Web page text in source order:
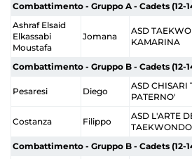
Combattimento - Gruppo A - Cadets (12-
Ashraf Elsaid
Elkassabi
Moustafa
Jomana
ASD
KAMARINA
Combattimento - Gruppo B - Cadets (12-
Pesaresi Diego
ASD CHISARI
PATERNO'
Costanza Filippo
ASD L'ARTE
TAEKWONDO
Combattimento - Gruppo B - Cadets (12-